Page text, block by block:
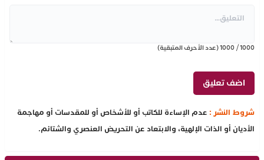
1000
/
1000(عدد الأحرف المتبقية)
شروط النشر : عدم الإساءة للكاتب أو للأشخاص أو للمقدسات أو مهاجمة
الأديان أو الذات الإلهية، والابتعاد عن التحريض العنصري والشتائم.